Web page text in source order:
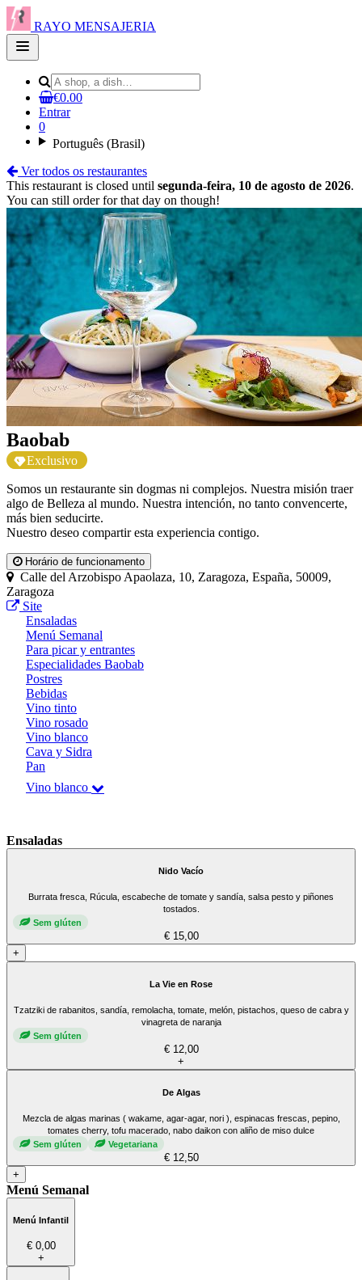
RAYO MENSAJERIA
Open
main
€0.00
Entrar
0
Português (Brasil)
Ver todos os restaurantes
This restaurant is closed until segunda-feira, 10 de agosto de 2026.
You can still order for that day on though!
Baobab
Exclusivo
Somos un restaurante sin dogmas ni complejos. Nuestra misión traer
algo de Belleza al mundo. Nuestra intención, no tanto convencerte,
más bien seducirte.
Nuestro deseo compartir esta experiencia contigo.
Horário de funcionamento
Calle del Arzobispo Apaolaza, 10, Zaragoza, España, 50009,
Zaragoza
Site
Ensaladas
Menú Semanal
Para picar y entrantes
Especialidades Baobab
Postres
Bebidas
Vino tinto
Vino rosado
Vino blanco
Cava y Sidra
Pan
Vino blanco
Ensaladas
Nido Vacío
Burrata fresca, Rúcula, escabeche de tomate y sandía, salsa pesto y piñones
tostados.
Sem glúten
€ 15,00
+
La Vie en Rose
Tzatziki de rabanitos, sandía, remolacha, tomate, melón, pistachos, queso de cabra y
vinagreta de naranja
Sem glúten
€ 12,00
+
De Algas
Mezcla de algas marinas ( wakame, agar-agar, nori ), espinacas frescas, pepino,
tomates cherry, tofu macerado, nabo daikon con aliño de miso dulce
Sem glúten
Vegetariana
€ 12,50
+
Menú Semanal
Menú Infantil
€ 0,00
+